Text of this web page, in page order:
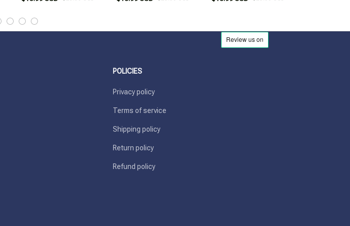
POLICIES
Privacy policy
Terms of service
Shipping policy
Return policy
Refund policy